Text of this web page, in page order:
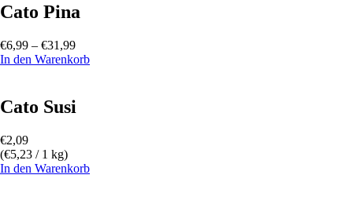
Cato Pina
€6,99 – €31,99
In den Warenkorb
Cato Susi
€2,09
(€5,23 / 1 kg)
In den Warenkorb